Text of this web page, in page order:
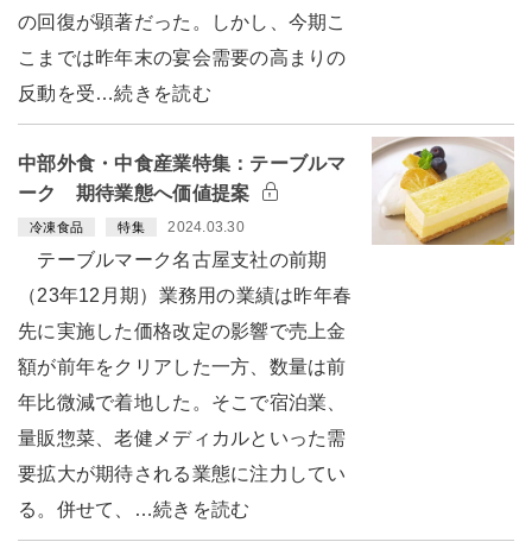
の回復が顕著だった。しかし、今期こ
こまでは昨年末の宴会需要の高まりの
反動を受…続きを読む
中部外食・中食産業特集：テーブルマ
ーク 期待業態へ価値提案
冷凍食品 特集 2024.03.30
テーブルマーク名古屋支社の前期
（23年12月期）業務用の業績は昨年春
先に実施した価格改定の影響で売上金
額が前年をクリアした一方、数量は前
年比微減で着地した。そこで宿泊業、
量販惣菜、老健メディカルといった需
要拡大が期待される業態に注力してい
る。併せて、…続きを読む